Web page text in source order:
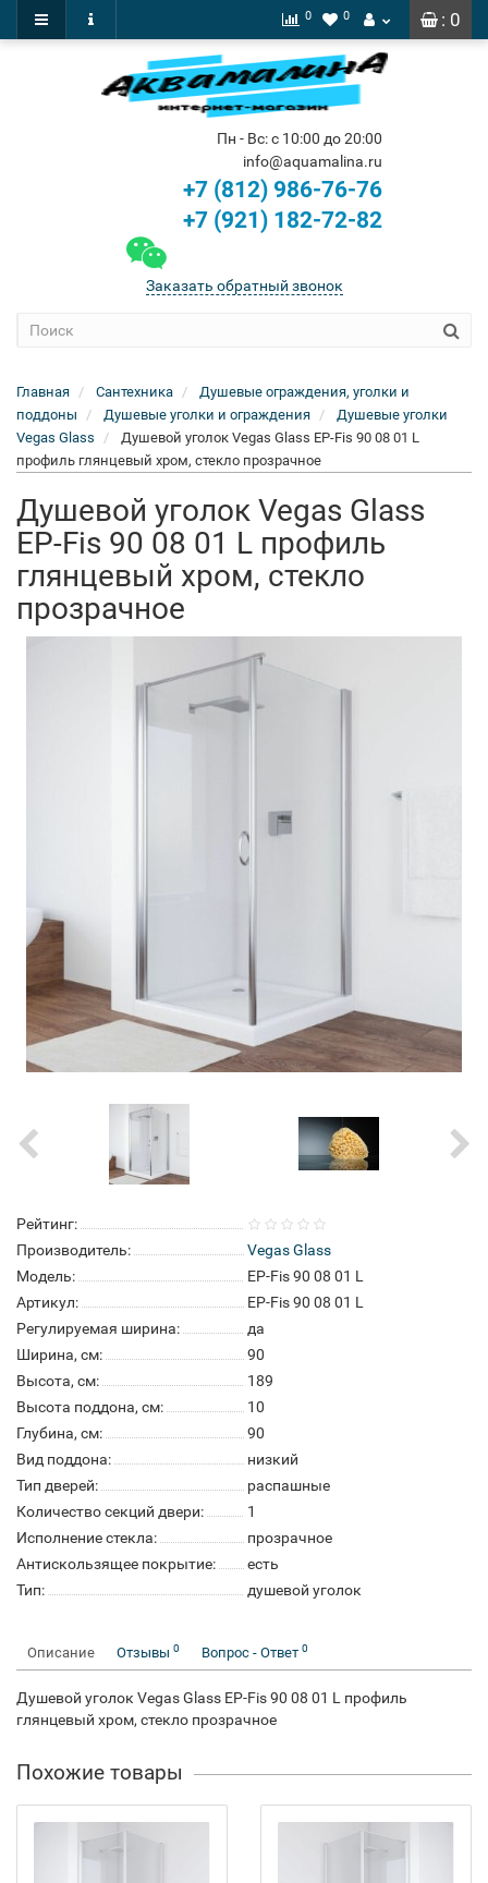
: 0
0 0
Пн - Вс: с 10:00 до 20:00
info@aquamalina.ru
+7 (812) 986-76-76
+7 (921) 182-72-82
Заказать обратный звонок
Главная Сантехника
Душевые ограждения, уголки и
поддоны
Душевые уголки и ограждения
Душевые уголки
Vegas Glass
Душевой уголок Vegas Glass EP-Fis 90 08 01 L
профиль глянцевый хром, стекло прозрачное
Душевой уголок Vegas Glass
EP-Fis 90 08 01 L профиль
глянцевый хром, стекло
прозрачное
Рейтинг:
Производитель:
Vegas Glass
Модель:
EP-Fis 90 08 01 L
Артикул:
EP-Fis 90 08 01 L
Регулируемая ширина:
да
Ширина, см:
90
Высота, см:
189
Высота поддона, см:
10
Глубина, см:
90
Вид поддона:
низкий
Тип дверей:
распашные
Количество секций двери:
1
Исполнение стекла:
прозрачное
Антискользящее покрытие:
есть
Тип:
душевой уголок
Описание Отзывы 0 Вопрос - Ответ 0
Душевой уголок Vegas Glass EP-Fis 90 08 01 L профиль
глянцевый хром, стекло прозрачное
Похожие товары